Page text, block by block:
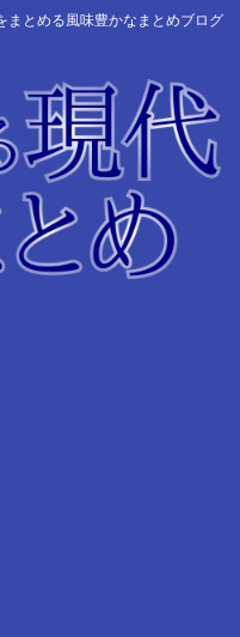
まとめる風味豊かなまとめブログ